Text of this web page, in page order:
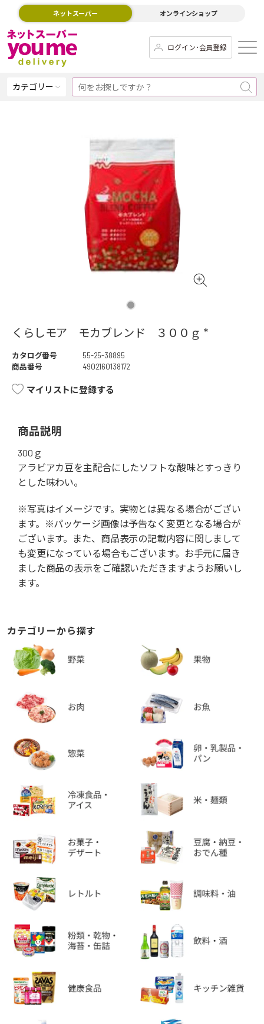
ネットスーパー オンラインショップ
ログイン･会員登録
カテゴリー
くらしモア モカブレンド ３００ｇ *
カタログ番号
55-25-38895
商品番号
4902160138172
マイリストに登録する
商品説明
300ｇ
アラビアカ豆を主配合にしたソフトな酸味とすっきり
とした味わい。
※写真はイメージです。実物とは異なる場合がござい
ます。※パッケージ画像は予告なく変更となる場合が
ございます。また、商品表示の記載内容に関しまして
も変更になっている場合もございます。お手元に届き
ました商品の表示をご確認いただきますようお願いし
ます。
カテゴリーから探す